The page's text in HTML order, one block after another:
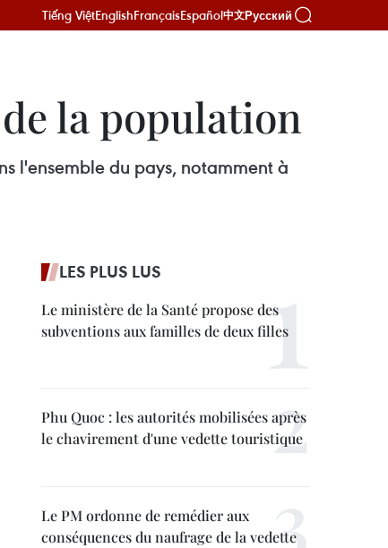
Tiếng ViệtEnglishFrançaisEspañol中文Русский
la population
l'ensemble du pays, notamment à
LES PLUS LUS
Le ministère de la Santé propose des
subventions aux familles de deux filles
Phu Quoc : les autorités mobilisées après
le chavirement d'une vedette touristique
Le PM ordonne de remédier aux
conséquences du naufrage de la vedette